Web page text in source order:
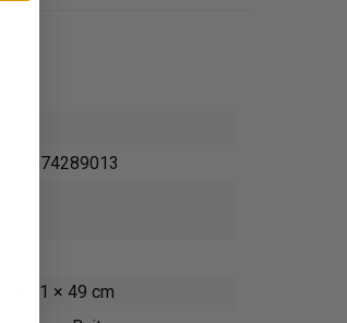
4047974289013
29 × 31 × 49 cm